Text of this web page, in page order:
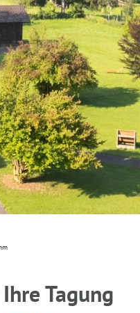
797 05 info@tagungshotel-
Tagung